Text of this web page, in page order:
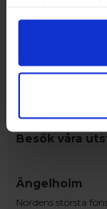
Besök våra
Ängelholm
Nordens största